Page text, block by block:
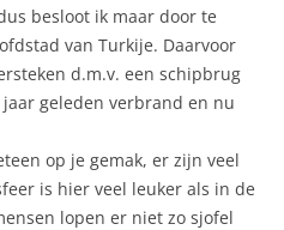
besloot ik maar door te
van Turkije. Daarvoor
d.m.v. een schipbrug
geleden verbrand en nu
op je gemak, er zijn veel
is hier veel leuker als in de
lopen er niet zo sjofel